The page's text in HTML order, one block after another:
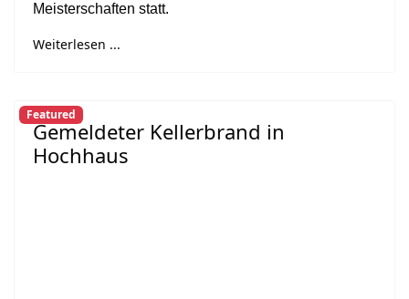
Meisterschaften statt.
Weiterlesen ...
Featured
Gemeldeter Kellerbrand in
Hochhaus